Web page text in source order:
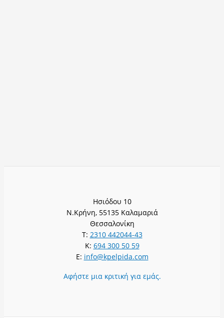
Ησιόδου 10
Ν.Κρήνη, 55135 Καλαμαριά
Θεσσαλονίκη
T: 2310 442044-43
K: 694 300 50 59
E: info@kpelpida.com
Αφήστε μια κριτική για εμάς.